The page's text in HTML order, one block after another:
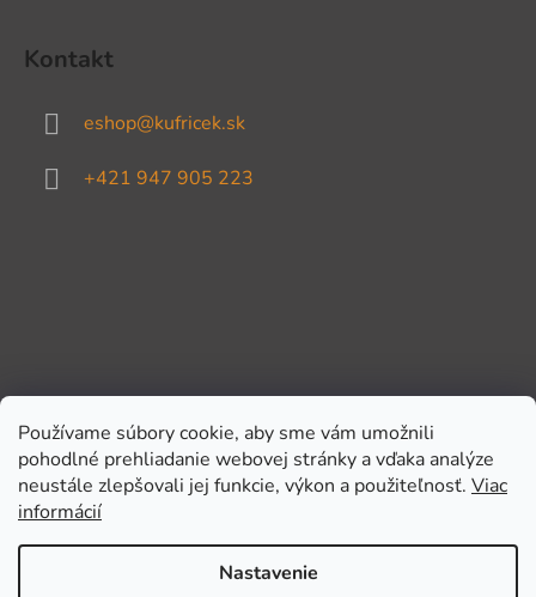
Používame súbory cookie, aby sme vám umožnili
pohodlné prehliadanie webovej stránky a vďaka analýze
neustále zlepšovali jej funkcie, výkon a použiteľnosť. Viac
informácií
Nastavenie
Kontakt
eshop@kufricek.sk
+421 947 905 223
Prijímame online platby